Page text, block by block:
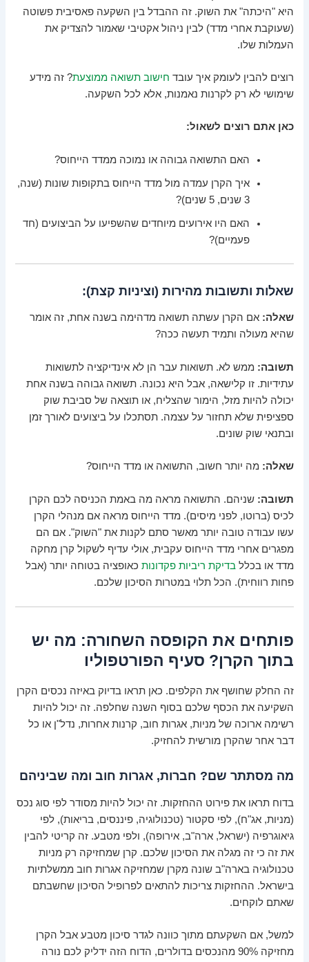
היא "היכתה" את השוק. זה ההבדל בין השקעה פאסיבית פשוטה
(שעוקבת אחרי מדד) לבין ניהול אקטיבי שאמור להצדיק את
העמלות שלו.
רוצים להבין לעומק איך עובד חישוב תשואה ממוצעת? זה מידע
שימושי לא רק לקרנות נאמנות, אלא לכל השקעה.
כאן אתם רוצים לשאול:
האם התשואה גבוהה או נמוכה ממדד הייחוס?
איך הקרן עמדה מול מדד הייחוס בתקופות שונות (שנה,
3 שנים, 5 שנים)?
האם היו אירועים מיוחדים שהשפיעו על הביצועים (חד
פעמיים)?
שאלות ותשובות מהירות (וציניות קצת):
שאלה: אם הקרן עשתה תשואה מדהימה בשנה אחת, זה אומר
שהיא מעולה ותמיד תעשה ככה?
תשובה: ממש לא. תשואות עבר הן לא אינדיקציה לתשואות
עתידיות. זו קלישאה, אבל היא נכונה. תשואה גבוהה בשנה אחת
יכולה להיות מזל, הימור שהצליח, או תוצאה של סביבת שוק
ספציפית שלא תחזור על עצמה. תסתכלו על ביצועים לאורך זמן
ובתנאי שוק שונים.
שאלה: מה יותר חשוב, התשואה או מדד הייחוס?
תשובה: שניהם. התשואה מראה מה באמת הכניסה לכם הקרן
לכיס (ברוטו, לפני מיסים). מדד הייחוס מראה אם מנהלי הקרן
עשו עבודה טובה יותר מאשר סתם לקנות את "השוק". אם הם
מפגרים אחרי מדד הייחוס עקבית, אולי עדיף לשקול קרן מחקה
מדד או בכללבדיקת ריביות פקדונות כאופציה בטוחה יותר (אבל
פחות רווחית). הכל תלוי במטרות הסיכון שלכם.
פותחים את הקופסה השחורה: מה יש
בתוך הקרן? סעיף הפורטפוליו
זה החלק שחושף את הקלפים. כאן תראו בדיוק באיזה נכסים הקרן
השקיעה את הכסף שלכם בסוף השנה שחלפה. זה יכול להיות
רשימה ארוכה של מניות, אגרות חוב, קרנות אחרות, נדל"ן או כל
דבר אחר שהקרן מורשית להחזיק.
מה מסתתר שם? חברות, אגרות חוב ומה שביניהם
בדוח תראו את פירוט ההחזקות. זה יכול להיות מסודר לפי סוג נכס
(מניות, אג"ח), לפי סקטור (טכנולוגיה, פיננסים, בריאות), לפי
גיאוגרפיה (ישראל, ארה"ב, אירופה), ולפי מטבע. זה קריטי להבין
את זה כי זה מגלה את הסיכון שלכם. קרן שמחזיקה רק מניות
טכנולוגיה בארה"ב שונה מקרן שמחזיקה אגרות חוב ממשלתיות
בישראל. ההחזקות צריכות להתאים לפרופיל הסיכון שחשבתם
שאתם לוקחים.
למשל, אם השקעתם מתוך כוונה לגדר סיכון מטבע אבל הקרן
מחזיקה 90% מהנכסים בדולרים, הדוח הזה ידליק לכם נורה